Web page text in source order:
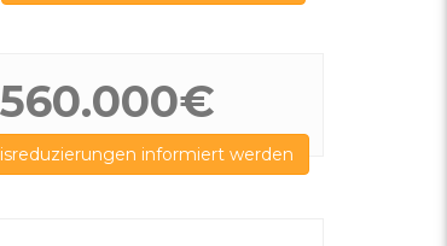
560.000€
informiert werden